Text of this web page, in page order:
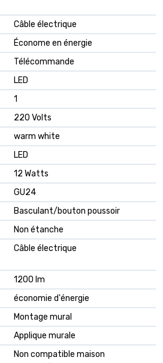
Câble électrique
Économe en énergie
Télécommande
LED
1
220 Volts
warm white
LED
12 Watts
GU24
Basculant/bouton poussoir
Non étanche
Câble électrique
1200 lm
économie d'énergie
Montage mural
Applique murale
Non compatible maison